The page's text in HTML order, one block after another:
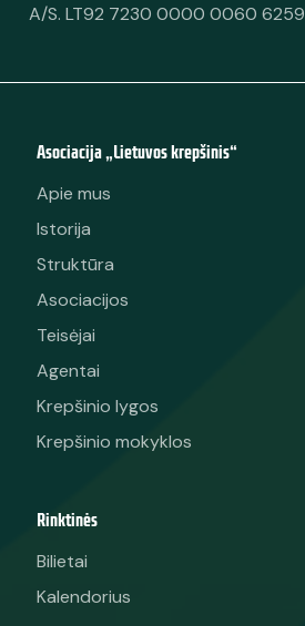
A/S. LT92 7230 0000 0060 6259
Asociacija „Lietuvos krepšinis“
Apie mus
Istorija
Struktūra
Asociacijos
Teisėjai
Agentai
Krepšinio lygos
Krepšinio mokyklos
Rinktinės
Bilietai
Kalendorius